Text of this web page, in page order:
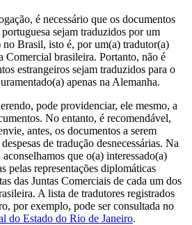
é necessário que os documentos
sejam traduzidos por um
Brasil, isto é, por um(a) tradutor(a)
Comercial brasileira. Portanto, não é
estrangeiros sejam traduzidos para o
apenas na Alemanha.
pode providenciar, ele mesmo, a
No entanto, é recomendável,
antes, os documentos a serem
de tradução desnecessárias. Na
que o(a) interessado(a)
pelas representações diplomáticas
das Juntas Comerciais de cada um dos
A lista de tradutores registrados
por exemplo, pode ser consultada no
do Estado do Rio de Janeiro.